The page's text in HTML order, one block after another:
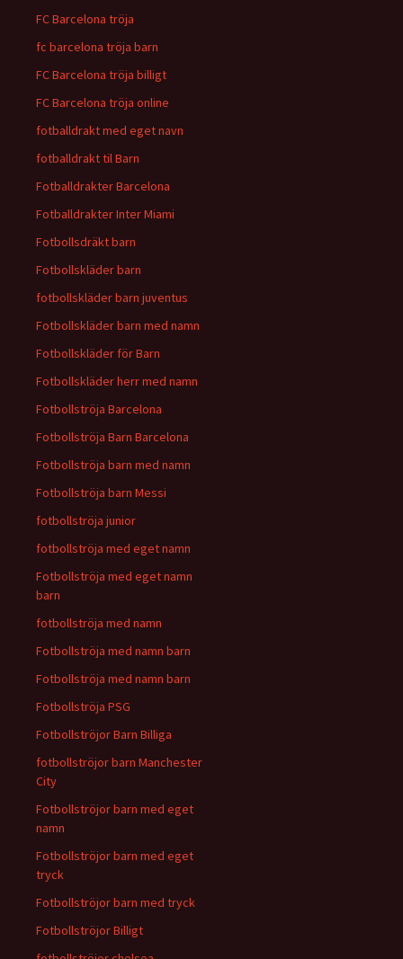
FC Barcelona tröja
fc barcelona tröja barn
FC Barcelona tröja billigt
FC Barcelona tröja online
fotballdrakt med eget navn
fotballdrakt til Barn
Fotballdrakter Barcelona
Fotballdrakter Inter Miami
Fotbollsdräkt barn
Fotbollskläder barn
fotbollskläder barn juventus
Fotbollskläder barn med namn
Fotbollskläder för Barn
Fotbollskläder herr med namn
Fotbollströja Barcelona
Fotbollströja Barn Barcelona
Fotbollströja barn med namn
Fotbollströja barn Messi
fotbollströja junior
fotbollströja med eget namn
Fotbollströja med eget namn
barn
fotbollströja med namn
Fotbollströja med namn barn
Fotbollströja med namn barn
Fotbollströja PSG
Fotbollströjor Barn Billiga
fotbollströjor barn Manchester
City
Fotbollströjor barn med eget
namn
Fotbollströjor barn med eget
tryck
Fotbollströjor barn med tryck
Fotbollströjor Billigt